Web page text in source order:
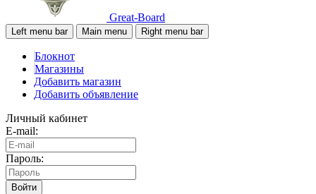
Great-Board
Left menu bar Main menu Right menu bar
Блокнот
Магазины
Добавить магазин
Добавить объявление
Личный кабинет
E-mail:
Пароль:
Войти